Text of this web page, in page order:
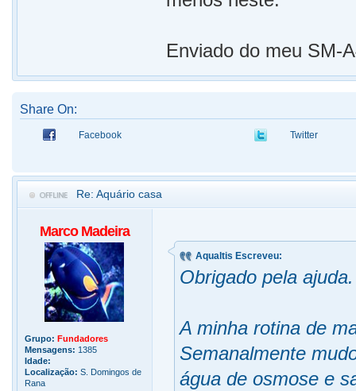
Enviado do meu SM-
Share On:
Facebook Twitter
Re: Aquário casa
Marco Madeira
Grupo: Fundadores
Mensagens: 1385
Idade:
Localização: S. Domingos de
Rana
Aqualtis Escreveu:
Obrigado pela ajuda.
A minha rotina de
Semanalmente
água de osmose e